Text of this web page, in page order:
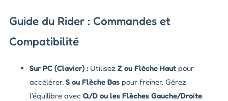
Guide du Rider : Commandes et
Compatibilité
Sur PC (Clavier) : Utilisez Z ou Flèche Haut pour
accélérer, S ou Flèche Bas pour freiner. Gérez
l'équilibre avec Q/D ou les Flèches Gauche/Droite.